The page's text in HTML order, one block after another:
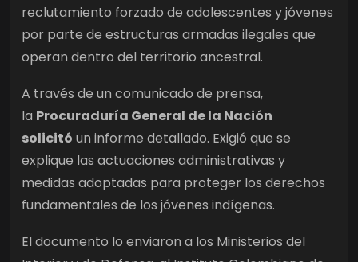
reclutamiento forzado de adolescentes y jóvenes
por parte de estructuras armadas ilegales que
operan dentro del territorio ancestral.
A través de un comunicado de prensa,
la Procuraduría General de la Nación
solicitó un informe detallado. Exigió que se
explique las actuaciones administrativas y
medidas adoptadas para proteger los derechos
fundamentales de los jóvenes indígenas.
El documento lo enviaron a los Ministerios del